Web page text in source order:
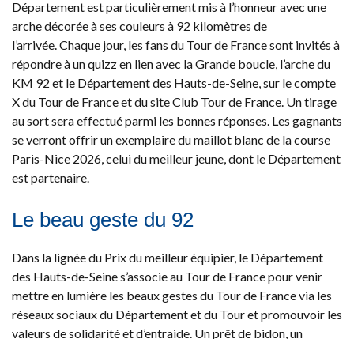
Département est particulièrement mis à l’honneur avec une
arche décorée à ses couleurs à 92 kilomètres de
l’arrivée. Chaque jour, les fans du Tour de France sont invités à
répondre à un quizz en lien avec la Grande boucle, l’arche du
KM 92 et le Département des Hauts-de-Seine, sur le compte
X du Tour de France et du site Club Tour de France. Un tirage
au sort sera effectué parmi les bonnes réponses. Les gagnants
se verront offrir un exemplaire du maillot blanc de la course
Paris-Nice 2026, celui du meilleur jeune, dont le Département
est partenaire.
Le beau geste du 92
Dans la lignée du Prix du meilleur équipier, le Département
des Hauts-de-Seine s’associe au Tour de France pour venir
mettre en lumière les beaux gestes du Tour de France via les
réseaux sociaux du Département et du Tour et promouvoir les
valeurs de solidarité et d’entraide. Un prêt de bidon, un